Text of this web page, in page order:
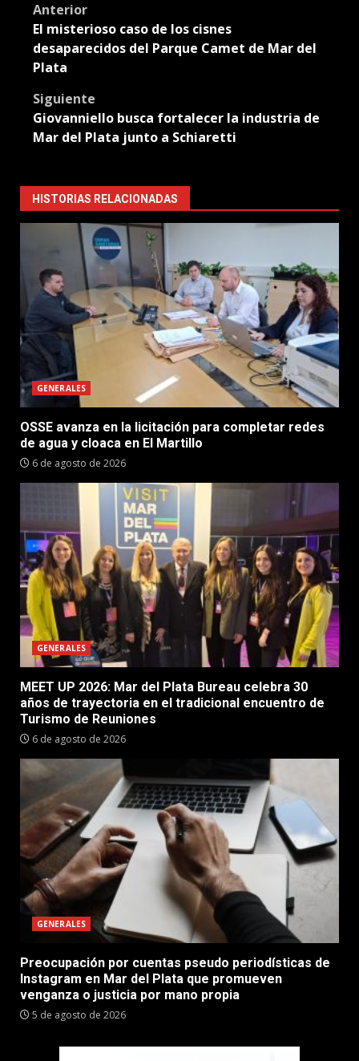
Post
navigation
Anterior
El misterioso caso de los cisnes
desaparecidos del Parque Camet de Mar del
Plata
Siguiente
Giovanniello busca fortalecer la industria de
Mar del Plata junto a Schiaretti
HISTORIAS RELACIONADAS
GENERALES
OSSE avanza en la licitación para completar redes
de agua y cloaca en El Martillo
6 de agosto de 2026
GENERALES
MEET UP 2026: Mar del Plata Bureau celebra 30
años de trayectoria en el tradicional encuentro de
Turismo de Reuniones
6 de agosto de 2026
GENERALES
Preocupación por cuentas pseudo periodísticas de
Instagram en Mar del Plata que promueven
venganza o justicia por mano propia
5 de agosto de 2026